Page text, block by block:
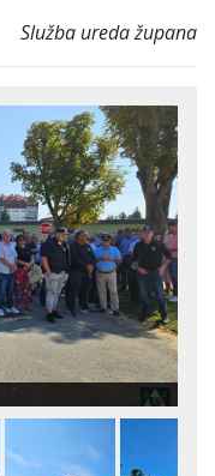
Služba ureda župana